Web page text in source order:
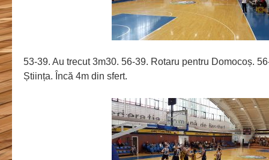
53-39. Au trecut 3m30. 56-39. Rotaru pentru Domocoș.
Știința. Încă 4m din sfert.